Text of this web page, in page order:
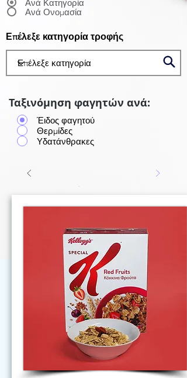
Ανά Κατηγορία
Ανά Ονομασία
Επέλεξε κατηγορία τροφής
Ταξινόμηση φαγητών ανά:
Έιδος φαγητού
Θερμίδες
Υδατάνθρακες